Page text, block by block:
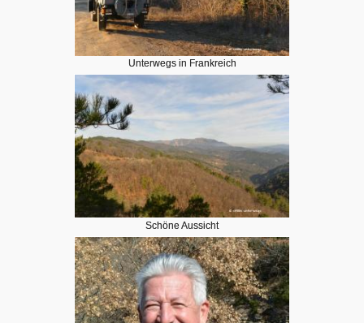
Unterwegs in Frankreich
Schöne Aussicht